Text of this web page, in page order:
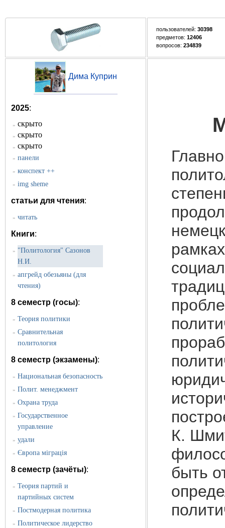
пользователей: 30398
предметов: 12406
вопросов: 234839
Дима Куприн
2025:
» скрыто
» скрыто
» скрыто
» панели
» конспект ++
» img sheme
статьи для чтения:
» читать
Книги:
» "Политология" Сазонов
Н.И.
» апгрейд обезьяны (для
чтения)
8 семестр (госы):
» Теория политики
» Сравнительная
политология
8 семестр (экзамены):
» Национальная безопасность
» Полит. менеджмент
» Охрана труда
» Государственное
управление
» удали
» Європа міграція
8 семестр (зачёты):
» Теория партий и
партийных систем
» Постмодерная политика
» Политическое лидерство
К.
быть